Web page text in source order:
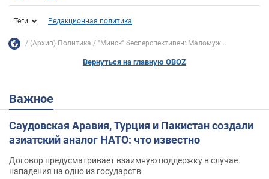
Теги Редакционная политика
(Архив) Политика "Минск" бесперспективен: Маломуж...
Вернуться на главную OBOZ
Важное
Саудовская Аравия, Турция и Пакистан создали
азиатский аналог НАТО: что известно
Договор предусматривает взаимную поддержку в случае
нападения на одно из государств